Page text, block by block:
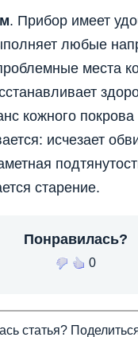
. Прибор имеет
любые
места
кожного покрова
исчезает
старение.
Понравилась?
0
статья?